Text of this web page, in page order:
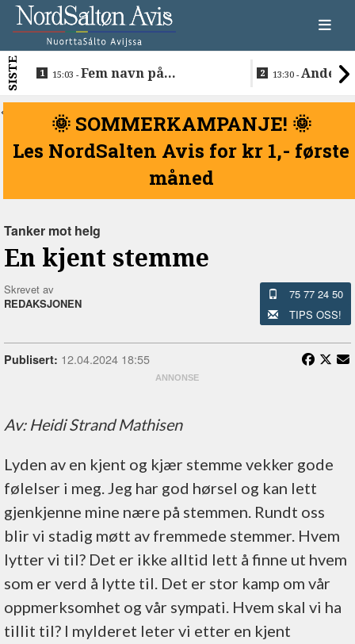
SISTE 15:03 -Fem navn på
i Sametinget
13:30 -Anders
Lakså
<
🌞 SOMMERKAMPANJE! 🌞
Les NordSalten Avis for kr 1,- første
måned
Tanker mot helg
En kjent stemme
Skrevet av
REDAKSJONEN
75 77 24 50
TIPS OSS!
Publisert: 12.04.2024 18:55
Av: Heidi Strand Mathisen
Lyden av en kjent og kjær stemme vekker gode
følelser i meg. Jeg har god hørsel og kan lett
gjenkjenne mine nære på stemmen. Rundt oss
blir vi stadig møtt av fremmede stemmer. Hvem
lytter vi til? Det er ikke alltid lett å finne ut hvem
som er verd å lytte til. Det er stor kamp om vår
oppmerksomhet og vår sympati. Hvem skal vi ha
tillit til? I mylderet leter vi etter en kjent